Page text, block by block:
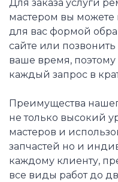
Для заказа услуги
мастером вы можете
для вас формой
сайте или
ваше время, поэтому
каждый запрос в
Преимущества
не только высокий
мастеров и
запчастей но и
каждому клиенту,
все виды работ до